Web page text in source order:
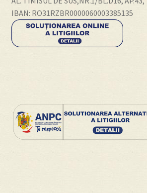
IBAN: RO31RZBR0000060003385135